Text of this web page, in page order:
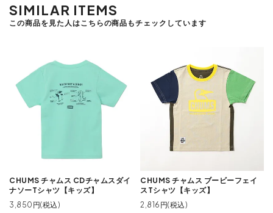
SIMILAR ITEMS
この商品を見た人はこちらの商品もチェックしています
CHUMS チャムス CDチャムスダイ
ナソーTシャツ【キッズ】
3,850円(税込)
CHUMS チャムス ブービーフェイ
スTシャツ【キッズ】
2,816円(税込)